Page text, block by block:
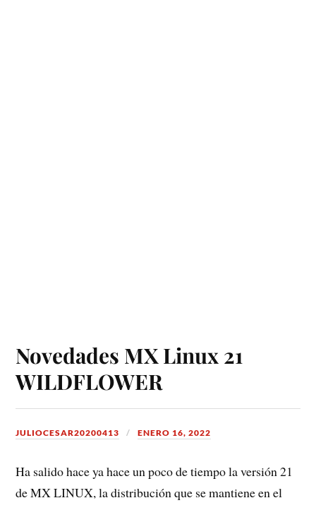
Novedades MX Linux 21
WILDFLOWER
JULIOCESAR20200413 ENERO 16, 2022
Ha salido hace ya hace un poco de tiempo la versión 21
de MX LINUX, la distribución que se mantiene en el